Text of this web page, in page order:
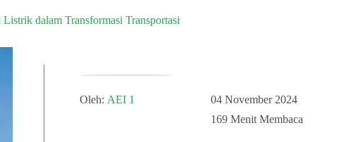
dalam Transformasi Transportasi
Oleh: AEI 1
04 November 2024
169 Menit Membaca